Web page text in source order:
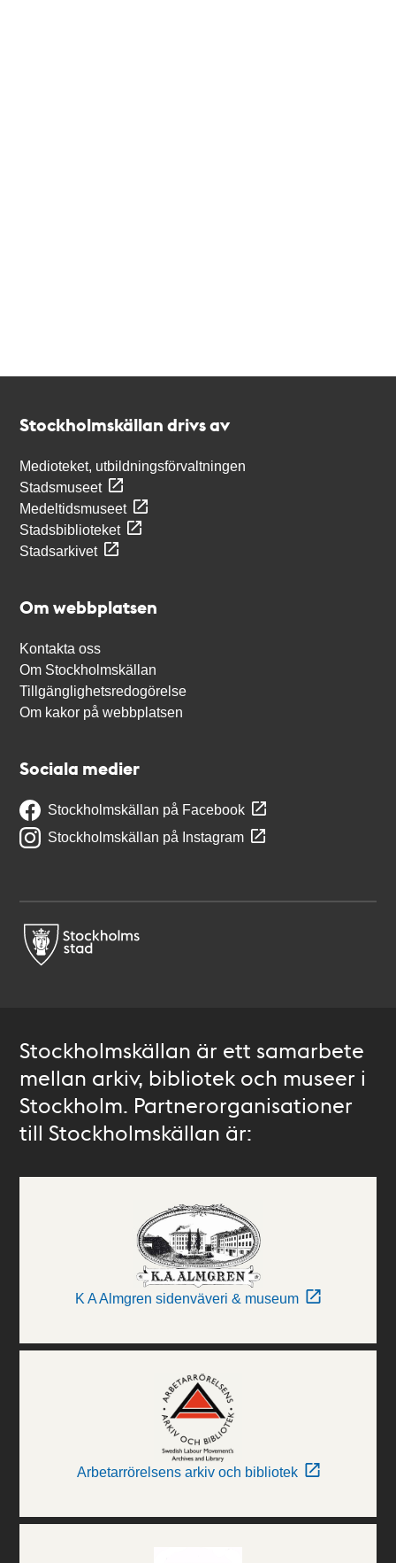
Stockholmskällan drivs av
Medioteket, utbildningsförvaltningen
Stadsmuseet
Medeltidsmuseet
Stadsbiblioteket
Stadsarkivet
Om webbplatsen
Kontakta oss
Om Stockholmskällan
Tillgänglighetsredogörelse
Om kakor på webbplatsen
Sociala medier
Stockholmskällan på Facebook
Stockholmskällan på Instagram
Stockholmskällan är ett samarbete
mellan arkiv, bibliotek och museer i
Stockholm. Partnerorganisationer
till Stockholmskällan är:
K A Almgren sidenväveri & museum
Arbetarrörelsens arkiv och bibliotek